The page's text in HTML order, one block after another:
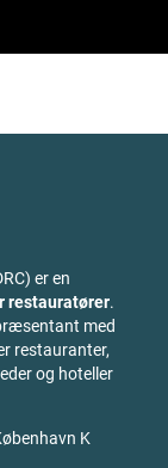
er en
restauratører.
med
restauranter,
og hoteller
K